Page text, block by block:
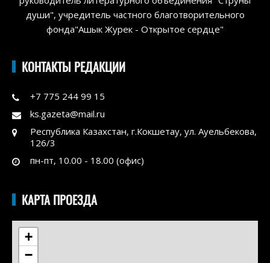
души", учредитель частного благотворительного
фонда"Ашык Журек - Открытое сердце"
КОНТАКТЫ РЕДАКЦИИ
+7 775 244 99 15
ks.gazeta@mail.ru
Республика Казахстан, г.Кокшетау, ул. Ауельбекова,
126/3
пн-пт, 10.00 - 18.00 (офис)
КАРТА ПРОЕЗДА
+
−